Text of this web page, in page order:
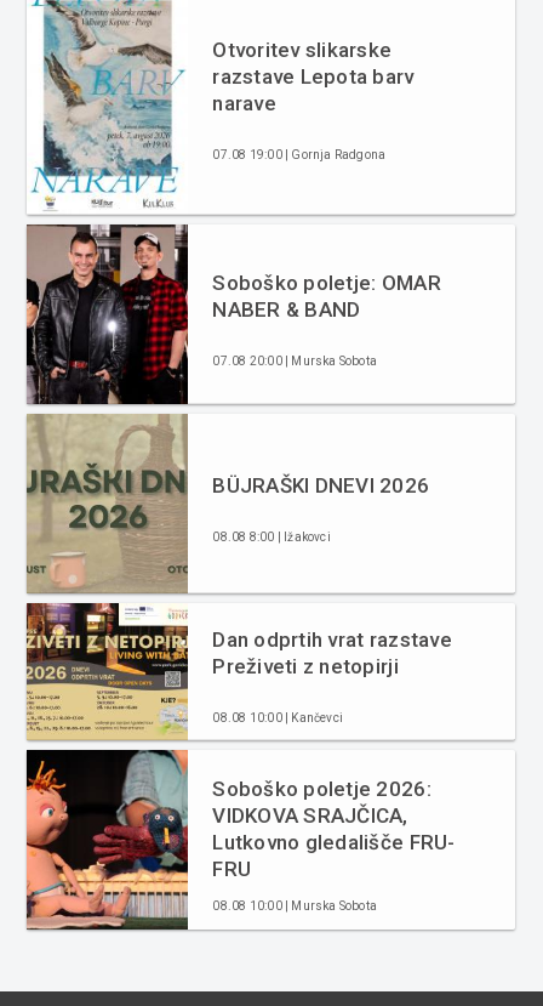
Otvoritev slikarske
razstave Lepota barv
narave
07.08 19:00 | Gornja Radgona
Soboško poletje: OMAR
NABER & BAND
07.08 20:00 | Murska Sobota
BÜJRAŠKI DNEVI 2026
08.08 8:00 | Ižakovci
Dan odprtih vrat razstave
Preživeti z netopirji
08.08 10:00 | Kančevci
Soboško poletje 2026:
VIDKOVA SRAJČICA,
Lutkovno gledališče FRU-
FRU
08.08 10:00 | Murska Sobota